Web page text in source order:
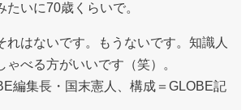
いに70歳くらいで。
はないです。もうないです。知識人
ゃべる方がいいです（笑）。
編集長・国末憲人、構成＝GLOBE記